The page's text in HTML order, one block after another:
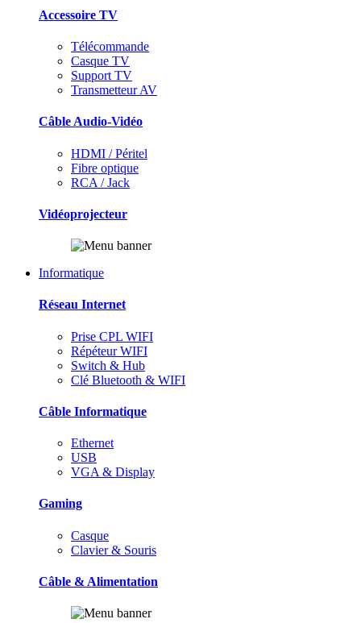
Accessoire TV
Télécommande
Casque TV
Support TV
Transmetteur AV
Câble Audio-Vidéo
HDMI / Péritel
Fibre optique
RCA / Jack
Vidéoprojecteur
Informatique
Réseau Internet
Prise CPL WIFI
Répéteur WIFI
Switch & Hub
Clé Bluetooth & WIFI
Câble Informatique
Ethernet
USB
VGA & Display
Gaming
Casque
Clavier & Souris
Câble & Alimentation